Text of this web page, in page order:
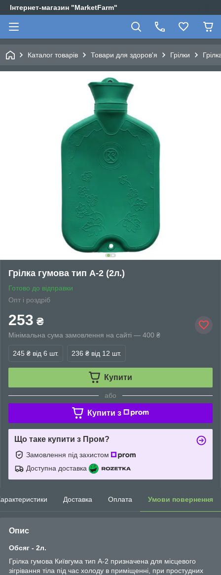
Інтернет-магазин "MarketFarm"
Каталог товарів Товари для здоров'я Грілки
Грілка гумова тип А-2 (2л.)
Готово до відправки
Опт і роздріб
253 ₴
Мінімальна сума замовлення на сайті — 400 ₴
245 ₴ від 6 шт. 236 ₴ від 12 шт.
Купити
або
Купити з
Що таке купити з Пром?
Замовлення під захистом
Доступна доставка
Доставка Оплата Умови повернення
Опис
Обсяг - 2л.
Грілка гумова Київгума тип А-2 призначена для місцевого
зігрівання тіла під час холоду в приміщенні, при простудних